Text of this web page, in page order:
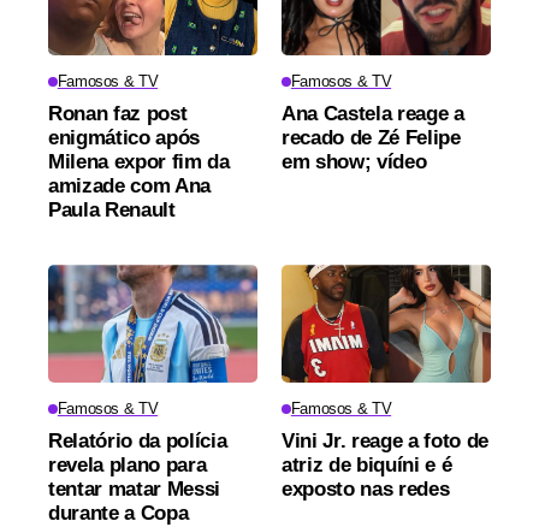
Famosos & TV
Ronan faz post
enigmático após
Milena expor fim da
amizade com Ana
Paula Renault
Famosos & TV
Ana Castela reage a
recado de Zé Felipe
em show; vídeo
Famosos & TV
Relatório da polícia
revela plano para
tentar matar Messi
durante a Copa
Famosos & TV
Vini Jr. reage a foto de
atriz de biquíni e é
exposto nas redes